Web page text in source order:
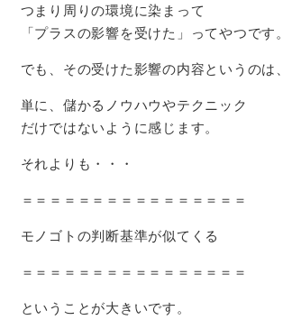
つまり周りの環境に染まって
「プラスの影響を受けた」ってやつです。
でも、その受けた影響の内容というのは、
単に、儲かるノウハウやテクニック
だけではないように感じます。
それよりも・・・
＝＝＝＝＝＝＝＝＝＝＝＝＝＝＝＝
モノゴトの判断基準が似てくる
＝＝＝＝＝＝＝＝＝＝＝＝＝＝＝＝
ということが大きいです。